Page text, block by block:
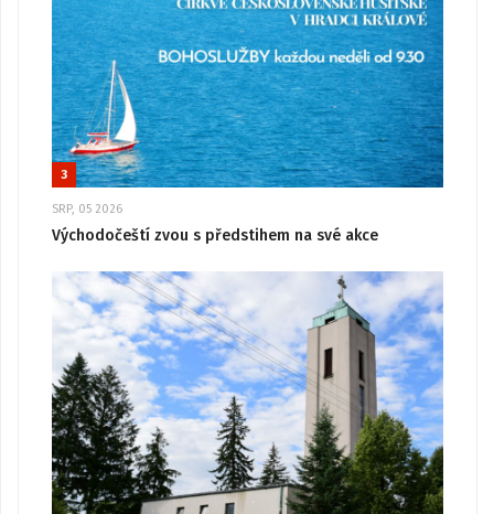
3
SRP, 05 2026
Východočeští zvou s předstihem na své akce